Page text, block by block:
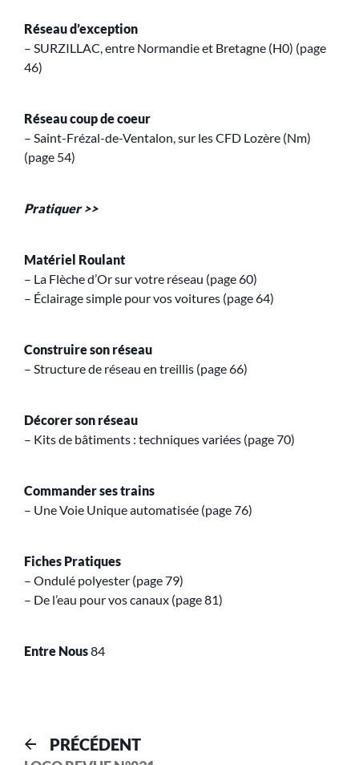
Réseau d’exception
– SURZILLAC, entre Normandie et Bretagne (H0) (page
46)
Réseau coup de coeur
– Saint-Frézal-de-Ventalon, sur les CFD Lozère (Nm)
(page 54)
Pratiquer >>
Matériel Roulant
– La Flèche d’Or sur votre réseau (page 60)
– Éclairage simple pour vos voitures (page 64)
Construire son réseau
– Structure de réseau en treillis (page 66)
Décorer son réseau
– Kits de bâtiments : techniques variées (page 70)
Commander ses trains
– Une Voie Unique automatisée (page 76)
Fiches Pratiques
– Ondulé polyester (page 79)
– De l’eau pour vos canaux (page 81)
Entre Nous84
PRÉCÉDENT